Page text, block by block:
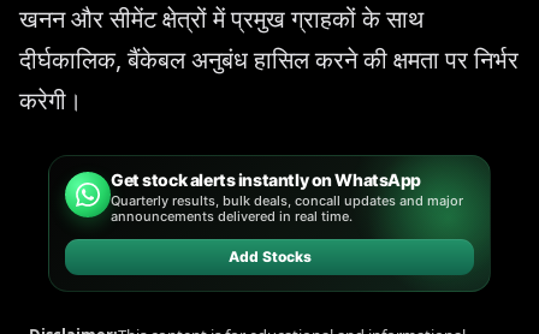
खनन और सीमेंट क्षेत्रों में प्रमुख ग्राहकों के साथ
दीर्घकालिक, बैंकेबल अनुबंध हासिल करने की क्षमता पर निर्भर
करेगी।
Get stock alerts instantly on WhatsApp
Quarterly results, bulk deals, concall updates and major
announcements delivered in real time.
Add Stocks